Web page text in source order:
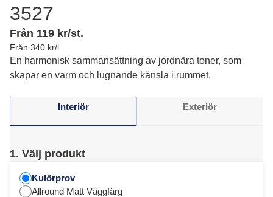
3527
Från 119 kr/st.
Från 340 kr/l
En harmonisk sammansättning av jordnära toner, som
skapar en varm och lugnande känsla i rummet.
Interiör Exteriör
1. Välj produkt
Kulörprov
Allround Matt Väggfärg